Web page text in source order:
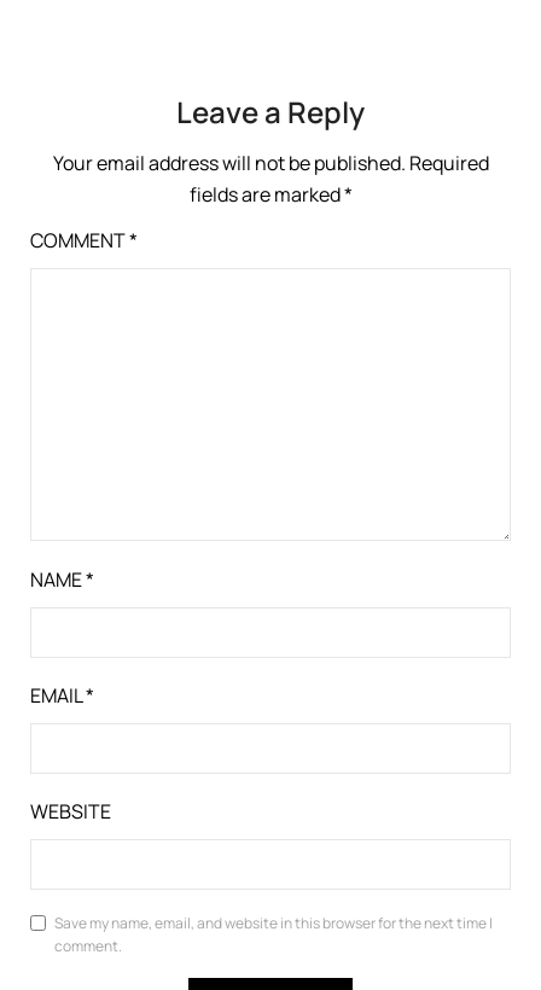
Leave a Reply
Your email address will not be published. Required
fields are marked*
COMMENT*
NAME*
EMAIL*
WEBSITE
Save my name, email, and website in this browser for the next time I
comment.